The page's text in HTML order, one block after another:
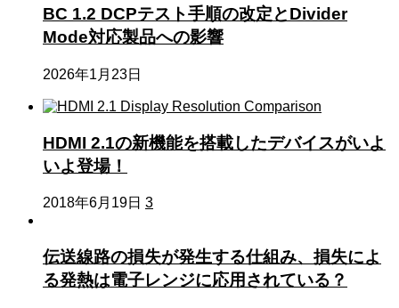
BC 1.2 DCPテスト手順の改定とDivider
Mode対応製品への影響
2026年1月23日
HDMI 2.1の新機能を搭載したデバイスがいよ
いよ登場！
2018年6月19日 3
伝送線路の損失が発生する仕組み、損失によ
る発熱は電子レンジに応用されている？